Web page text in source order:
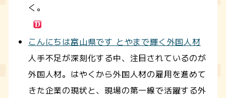
く。
こんにちは富山県です とやまで輝く外国人材
人手不足が深刻化する中、注目されているのが
外国人材。はやくから外国人材の雇用を進めて
きた企業の現状と、現場の第一線で活躍する外